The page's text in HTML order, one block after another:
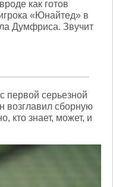
как готов
«Юнайтед» в
Думфриса. Звучит
с первой серьезной
возглавил сборную
кто знает, может, и